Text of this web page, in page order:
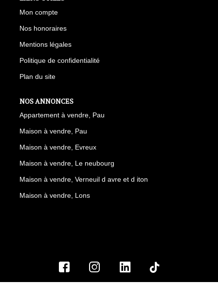
Mon compte
Nos honoraires
Mentions légales
Politique de confidentialité
Plan du site
NOS ANNONCES
Appartement à vendre, Pau
Maison à vendre, Pau
Maison à vendre, Evreux
Maison à vendre, Le neubourg
Maison à vendre, Verneuil d avre et d iton
Maison à vendre, Lons